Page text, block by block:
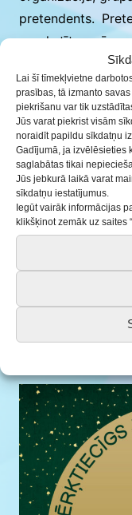
Lai šī tīmekļvietne
prasības, tā izmanto
piekrišanu var tik
Jūs varat piekrist visām
noraidīt papildu sīkdatņu
Gadījumā, ja izvēlēsieties
saglabātas tikai
Jūs jebkurā laikā varat
sīkdatņu iestatījumus.
Iegūt vairāk informācijas
klikšķinot zemāk uz saites
pretendents.
aprakstīt pēc
pretendentus,
pieteikumā
Pēc
pasniegta viena
ieskatiem var
apbalvošana
“Saldus novada
Vairāk par
nolikumā:ieej.lv/
Konkursu
Izglītības
Saldus un